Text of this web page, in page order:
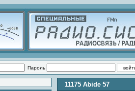
Пароль
11175 Abide 57